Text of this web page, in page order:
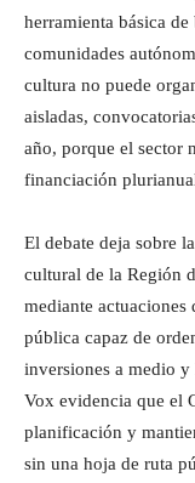
herramienta básica
comunidades
cultura no puede
aisladas,
año, porque el sector
financiación
El debate deja sobre
cultural de la Región
mediante actuaciones
pública capaz de
inversiones a medio y
Vox evidencia que el
planificación y
sin una hoja de ruta